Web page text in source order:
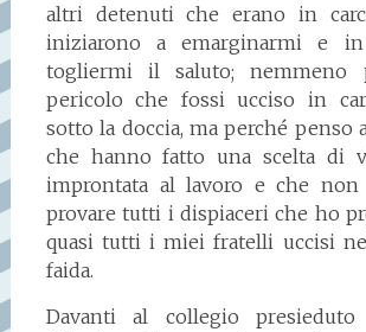
altri detenuti che erano in
iniziarono a emarginarmi e
togliermi il saluto;
pericolo che fossi ucciso in
sotto la doccia, ma perché penso
che hanno fatto una scelta di
improntata al lavoro e che
provare tutti i dispiaceri che ho
quasi tutti i miei fratelli uccisi
faida.
Davanti al collegio